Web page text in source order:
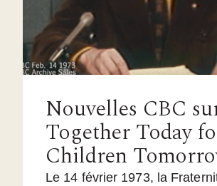
Nouvelles CBC
Together Today
Children
Le 14 février 1973, la